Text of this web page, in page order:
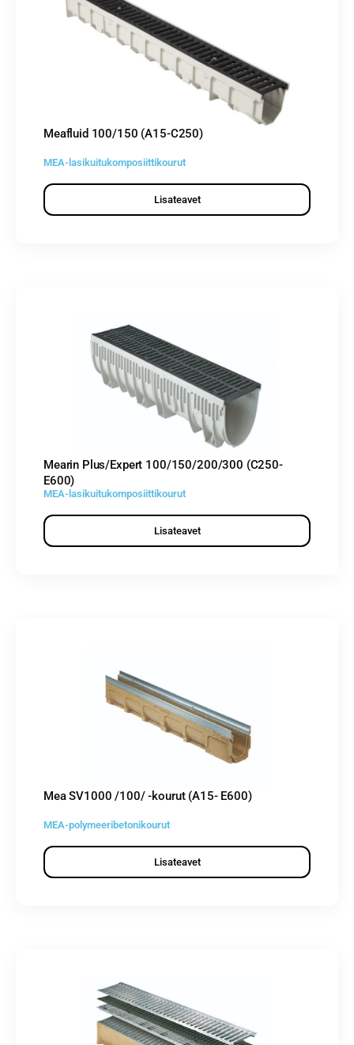
Meafluid 100/150 (A15-C250)
MEA-lasikuitukomposiittikourut
Lisateavet
Mearin Plus/Expert 100/150/200/300 (C250-
E600)
MEA-lasikuitukomposiittikourut
Lisateavet
Mea SV1000 /100/ -kourut (A15- E600)
MEA-polymeeribetonikourut
Lisateavet